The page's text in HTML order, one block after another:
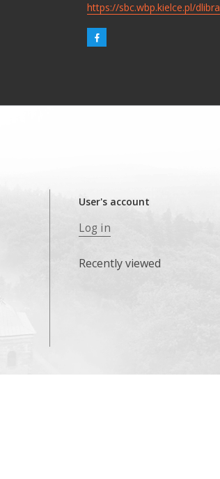
https://sbc.wbp.kielce.pl/dlibra
User's account
Log in
Recently viewed